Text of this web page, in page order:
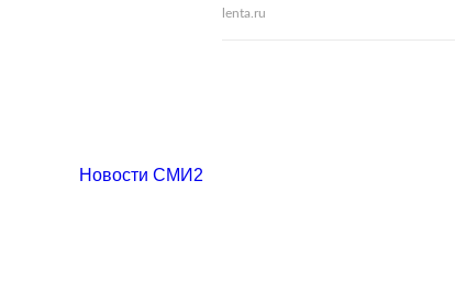
lenta.ru
Новости СМИ2